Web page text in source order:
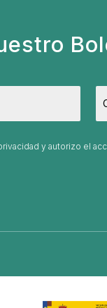
y autorizo el